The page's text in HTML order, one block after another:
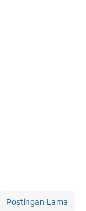
Postingan Lama